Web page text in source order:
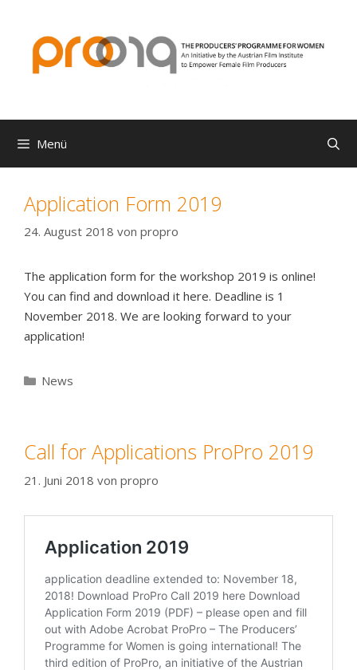
springen
Menü
Application Form 2019
24. August 2018 von propro
The application form for the workshop 2019 is online!
You can find and download it here. Deadline is 1
November 2018. We are looking forward to your
application!
Kategorien
News
Call for Applications ProPro 2019
21. Juni 2018 von propro